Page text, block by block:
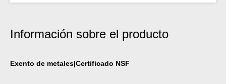
Información sobre el producto
Exento de metales|Certificado NSF